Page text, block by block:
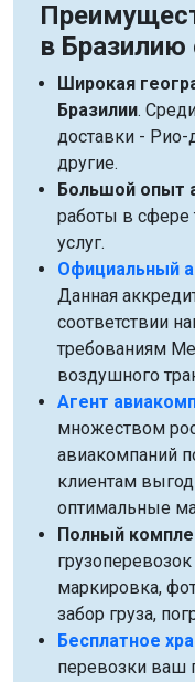
в
Широкая
Бразилии.
доставки -
другие.
Большой опыт
работы в сфере
услуг.
Официальный
Данная
соответствии
требованиям
воздушного
Агент
множеством
авиакомпаний
клиентам
оптимальные
Полный
маркировка,
забор груза,
Бесплатное
перевозки ваш